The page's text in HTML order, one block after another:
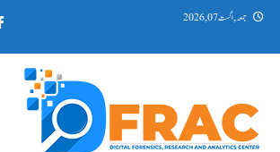
Skip جمعہ, اگست 07, 2026